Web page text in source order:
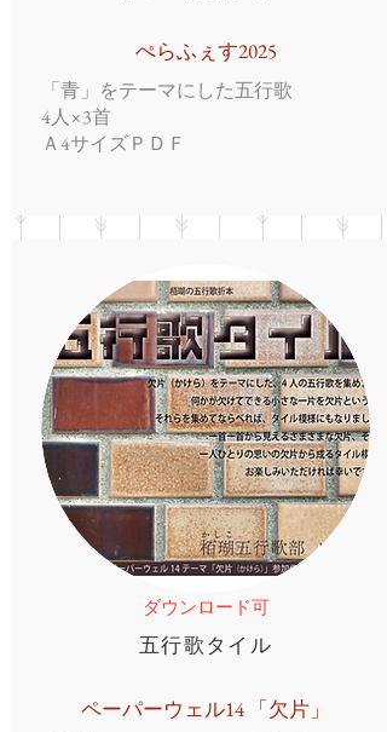
ぺらふぇす2025
「青」をテーマにした五行歌
4人×3首
Ａ4サイズＰＤＦ
ダウンロード可
五行歌タイル
ペーパーウェル14 「欠片」